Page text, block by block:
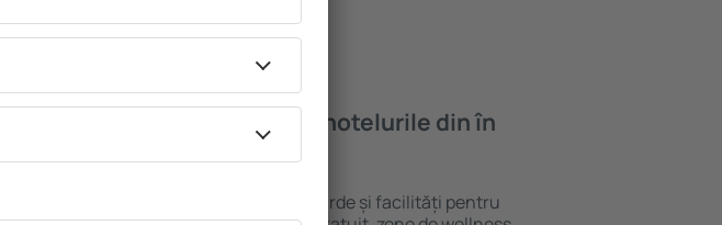
Ce fel de facilităţi voi găsi ȋn hotelurile din în
Hotelurile în Krieglach au diferite standarde și facilități pentru